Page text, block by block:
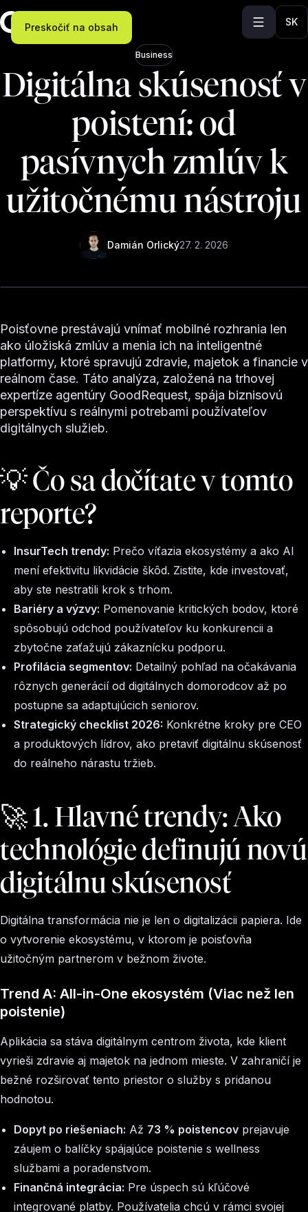
Preskočiť na obsah SK
Business
Digitálna skúsenosť v
poistení: od
pasívnych zmlúv k
užitočnému nástroju
Damián Orlický27. 2. 2026
Poisťovne prestávajú vnímať mobilné rozhrania len
ako úložiská zmlúv a menia ich na inteligentné
platformy, ktoré spravujú zdravie, majetok a financie v
reálnom čase. Táto analýza, založená na trhovej
expertíze agentúry GoodRequest, spája biznisovú
perspektívu s reálnymi potrebami používateľov
digitálnych služieb.
💡Čo sa dočítate v tomto
reporte?
InsurTech trendy: Prečo víťazia ekosystémy a ako AI
mení efektivitu likvidácie škôd. Zistite, kde investovať,
aby ste nestratili krok s trhom.
Bariéry a výzvy: Pomenovanie kritických bodov, ktoré
spôsobujú odchod používateľov ku konkurencii a
zbytočne zaťažujú zákaznícku podporu.
Profilácia segmentov: Detailný pohľad na očakávania
rôznych generácií od digitálnych domorodcov až po
postupne sa adaptujúcich seniorov.
Strategický checklist 2026: Konkrétne kroky pre CEO
a produktových lídrov, ako pretaviť digitálnu skúsenosť
do reálneho nárastu tržieb.
🚀 1. Hlavné trendy: Ako
technológie definujú novú
digitálnu skúsenosť
Digitálna transformácia nie je len o digitalizácii papiera. Ide
o vytvorenie ekosystému, v ktorom je poisťovňa
užitočným partnerom v bežnom živote.
Trend A: All-in-One ekosystém (Viac než len
poistenie)
Aplikácia sa stáva digitálnym centrom života, kde klient
vyrieši zdravie aj majetok na jednom mieste. V zahraničí je
bežné rozširovať tento priestor o služby s pridanou
hodnotou.
Dopyt po riešeniach: Až 73 % poistencov prejavuje
záujem o balíčky spájajúce poistenie s wellness
službami a poradenstvom.
Finančná integrácia: Pre úspech sú kľúčové
integrované platby. Používatelia chcú v rámci svojej